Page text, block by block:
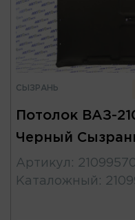
СЫЗРАНЬ
Потолок ВАЗ-
Черный
Артикул :
Каталожный :